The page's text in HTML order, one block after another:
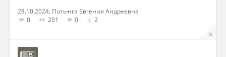
28.10.2024, Потынга Евгения Андреевна
0
251 0 2